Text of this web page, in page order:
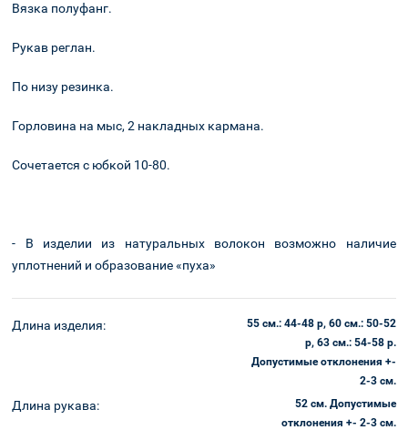
доставка
Вязка полуфанг.
Рукав реглан.
По низу резинка.
Горловина на мыс, 2 накладных кармана.
Сочетается с юбкой 10-80.
- В изделии из натуральных волокон возможно наличие
уплотнений и образование «пуха»
Длина изделия:
55 см.: 44-48 р, 60 см.: 50-52
р, 63 см.: 54-58 р.
Допустимые отклонения +-
2-3 см.
Длина рукава:
52 см. Допустимые
отклонения +- 2-3 см.